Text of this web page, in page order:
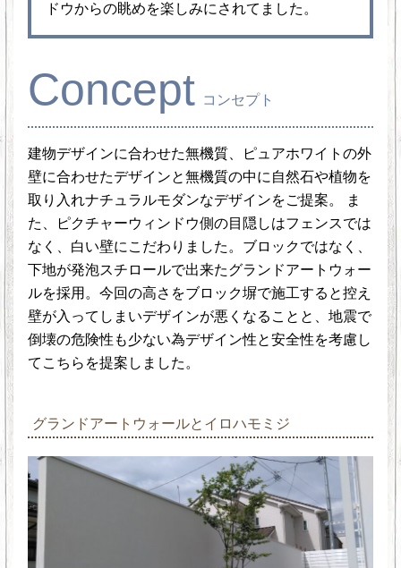
ドウからの眺めを楽しみにされてました。
Concept コンセプト
建物デザインに合わせた無機質、ピュアホワイトの外
壁に合わせたデザインと無機質の中に自然石や植物を
取り入れナチュラルモダンなデザインをご提案。 ま
た、ピクチャーウィンドウ側の目隠しはフェンスでは
なく、白い壁にこだわりました。ブロックではなく、
下地が発泡スチロールで出来たグランドアートウォー
ルを採用。今回の高さをブロック塀で施工すると控え
壁が入ってしまいデザインが悪くなることと、地震で
倒壊の危険性も少ない為デザイン性と安全性を考慮し
てこちらを提案しました。
グランドアートウォールとイロハモミジ